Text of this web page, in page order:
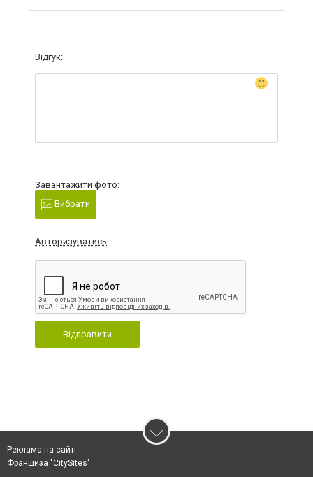
Відгук:
Завантажити фото:
Вибрати
Авторизуватись
Відправити
Реклама на сайті
Франшиза "CitySites"